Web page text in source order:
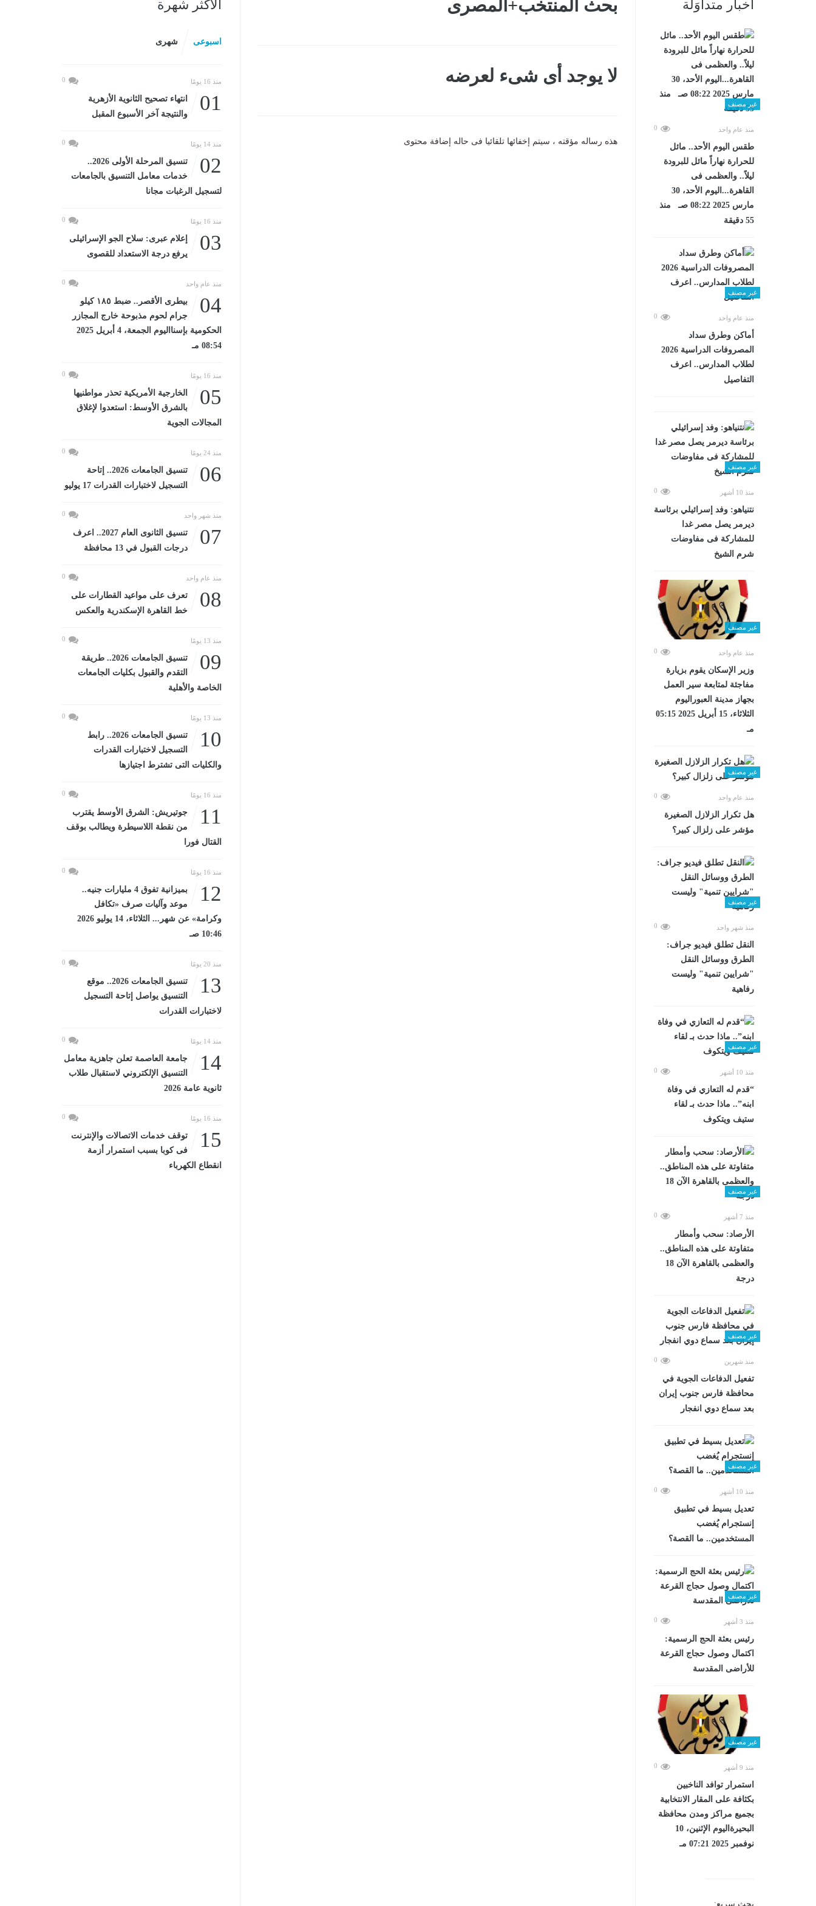
أخبار متداوَلة
غير مصنف
منذ عام واحد 0
طقس اليوم الأحد.. مائل
للحرارة نهاراً مائل للبرودة
ليلاً.. والعظمى فى
القاهرة...اليوم الأحد، 30
مارس 2025 08:22 صـ منذ
55 دقيقة
غير مصنف
منذ عام واحد 0
أماكن وطرق سداد
المصروفات الدراسية 2026
لطلاب المدارس.. اعرف
التفاصيل
غير مصنف
منذ 10 أشهر 0
نتنياهو: وفد إسرائيلي برئاسة
ديرمر يصل مصر غدا
للمشاركة فى مفاوضات
شرم الشيخ
غير مصنف
منذ عام واحد 0
وزير الإسكان يقوم بزيارة
مفاجئة لمتابعة سير العمل
بجهاز مدينة العبوراليوم
الثلاثاء، 15 أبريل 2025 05:15
مـ
غير مصنف
منذ عام واحد 0
هل تكرار الزلازل الصغيرة
مؤشر على زلزال كبير؟
غير مصنف
منذ شهر واحد 0
​النقل تطلق فيديو جراف:
الطرق ووسائل النقل
"شرايين تنمية" وليست
رفاهية
غير مصنف
منذ 10 أشهر 0
“قدم له التعازي في وفاة
ابنه”.. ماذا حدث بـ لقاء
ستيف ويتكوف
غير مصنف
منذ 7 أشهر 0
الأرصاد: سحب وأمطار
متفاوتة على هذه المناطق..
والعظمى بالقاهرة الآن 18
درجة
غير مصنف
منذ شهرين 0
تفعيل الدفاعات الجوية في
محافظة فارس جنوب إيران
بعد سماع دوي انفجار
غير مصنف
منذ 10 أشهر 0
تعديل بسيط في تطبيق
إنستجرام يُغضب
المستخدمين.. ما القصة؟
غير مصنف
منذ 3 أشهر 0
رئيس بعثة الحج الرسمية:
اكتمال وصول حجاج القرعة
للأراضى المقدسة
غير مصنف
منذ 9 أشهر 0
استمرار توافد الناخبين
بكثافة على المقار الانتخابية
بجميع مراكز ومدن محافظة
البحيرةاليوم الإثنين، 10
نوفمبر 2025 07:21 مـ
بحث سريع:
بحث المنتخب+المصرى
لا يوجد أى شىء لعرضه
هذه رساله مؤقته ، سيتم إخفائها تلقائيا فى حاله إضافة محتوى
الأكثر شهرة
اسبوعى شهرى
منذ 16 يومًا 0
01
انتهاء تصحيح الثانوية الأزهرية
والنتيجة آخر الأسبوع المقبل
منذ 14 يومًا 0
02
تنسيق المرحلة الأولى 2026..
خدمات معامل التنسيق بالجامعات
لتسجيل الرغبات مجانا
منذ 16 يومًا 0
03
إعلام عبرى: سلاح الجو الإسرائيلى
يرفع درجة الاستعداد للقصوى
منذ عام واحد 0
04
بيطرى الأقصر.. ضبط ١٨٥ كيلو
جرام لحوم مذبوحة خارج المجازر
الحكومية بإسنااليوم الجمعة، 4 أبريل 2025
08:54 مـ
منذ 16 يومًا 0
05
الخارجية الأمريكية تحذر مواطنيها
بالشرق الأوسط: استعدوا لإغلاق
المجالات الجوية
منذ 24 يومًا 0
06
تنسيق الجامعات 2026.. إتاحة
التسجيل لاختبارات القدرات 17 يوليو
منذ شهر واحد 0
07
تنسيق الثانوى العام 2027.. اعرف
درجات القبول في 13 محافظة
منذ عام واحد 0
08
تعرف على مواعيد القطارات على
خط القاهرة الإسكندرية والعكس
منذ 13 يومًا 0
09
تنسيق الجامعات 2026.. طريقة
التقدم والقبول بكليات الجامعات
الخاصة والأهلية
منذ 13 يومًا 0
10
تنسيق الجامعات 2026.. رابط
التسجيل لاختبارات القدرات
والكليات التى تشترط اجتيازها
منذ 16 يومًا 0
11
جوتيريش: الشرق الأوسط يقترب
من نقطة اللاسيطرة ويطالب بوقف
القتال فورا
منذ 16 يومًا 0
12
بميزانية تفوق 4 مليارات جنيه..
موعد وآليات صرف «تكافل
وكرامة» عن شهر... الثلاثاء، 14 يوليو 2026
10:46 صـ
منذ 20 يومًا 0
13
تنسيق الجامعات 2026.. موقع
التنسيق يواصل إتاحة التسجيل
لاختبارات القدرات
منذ 14 يومًا 0
14
جامعة العاصمة تعلن جاهزية معامل
التنسيق الإلكتروني لاستقبال طلاب
ثانوية عامة 2026
منذ 16 يومًا 0
15
توقف خدمات الاتصالات والإنترنت
فى كوبا بسبب استمرار أزمة
انقطاع الكهرباء